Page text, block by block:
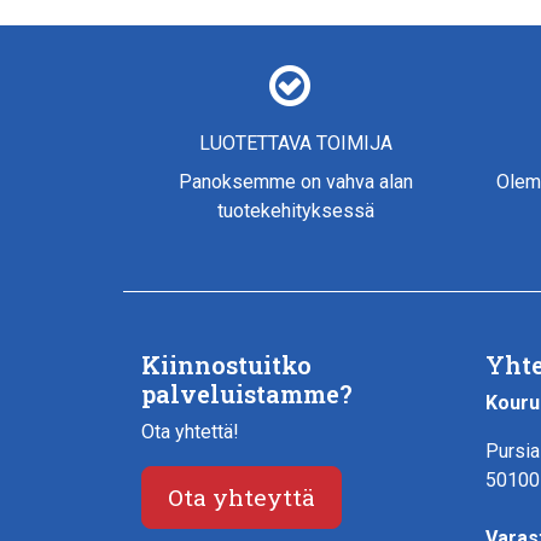
LUOTETTAVA TOIMIJA
Panoksemme on vahva alan
tuotekehityksessä
Kiinnostuitko
palveluistamme?
Ota yhtettä!
Ota yhteyttä